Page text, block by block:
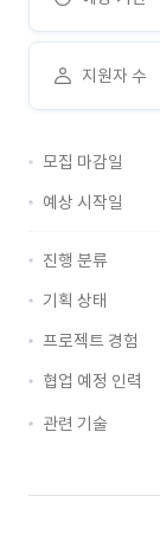
지원자 수
모집 마감일
예상 시작일
진행 분류
기획 상태
프로젝트 경험
협업 예정 인력
관련 기술